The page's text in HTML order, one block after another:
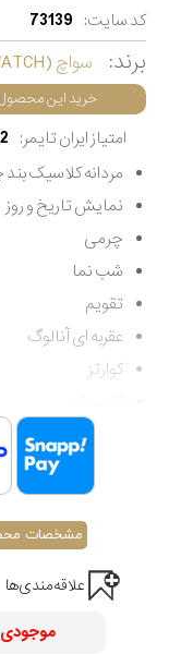
کد سایت: 73139
برند: سواچ (SWATCH)
خرید این
امتیاز ایران تایمر:
مردانه کلاسیک
نمایش تاریخ و روز
چرمی
شب نما
تقویم
عقربه ای آنالوگ
کوارتز
مردانه
مقاوم در برابر آب تا 30 متر
اصالت کشور
گارانتی مادام
مشخصات
علاقه‌مندی‌ها
موجودی